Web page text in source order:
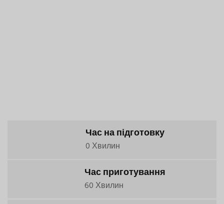
Час на підготовку
0 Хвилин
Час приготування
60 Хвилин